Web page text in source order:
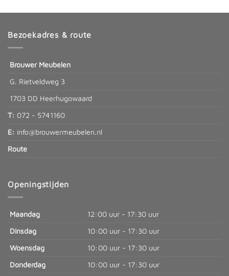
Bezoekadres & route
Brouwer Meubelen
G. Rietveldweg 3
1703 DD Heerhugowaard
T: 072 - 5741160
E: info@brouwermeubelen.nl
Route
Openingstijden
Maandag
12:00 uur - 17:30 uur
Dinsdag
10:00 uur - 17:30 uur
Woensdag
10:00 uur - 17:30 uur
Donderdag
10:00 uur - 17:30 uur